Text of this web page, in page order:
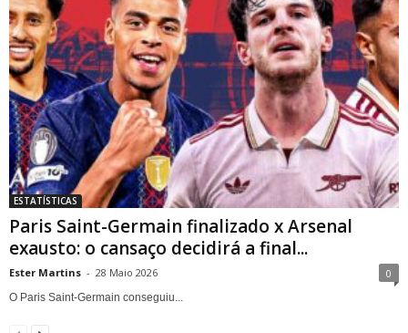
ESTATÍSTICAS
Paris Saint-Germain finalizado x Arsenal
exausto: o cansaço decidirá a final...
Ester Martins - 28 Maio 2026 0
O Paris Saint-Germain conseguiu...